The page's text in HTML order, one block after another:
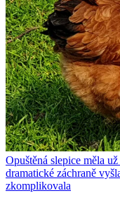
Opuštěná slepice měla
dramatické záchraně
zkomplikovala